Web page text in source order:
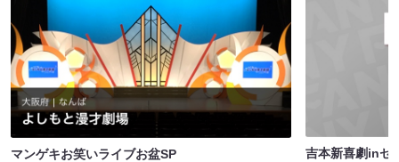
マンゲキお笑いライブお盆SP
吉本新喜劇inセ